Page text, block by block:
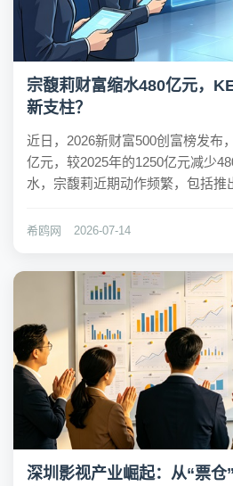
宗馥莉财富缩水480亿元，
新支柱？
近日，2026新财富500创富榜发布
亿元，较2025年的1250亿元减少
水，宗馥莉近期动作频繁，包括推
业观察人士认为，新产品缺乏娃哈
希鸥网 2026-07-14
深圳影视产业崛起：从“票仓